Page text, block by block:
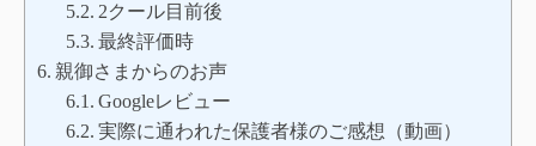
2クール目前後
最終評価時
親御さまからのお声
Googleレビュー
実際に通われた保護者様のご感想（動画）